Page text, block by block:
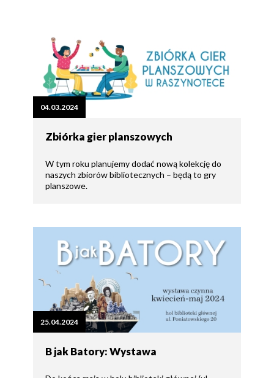
04.03.2024
Zbiórka gier planszowych
W tym roku planujemy dodać nową kolekcję do
naszych zbiorów bibliotecznych – będą to gry
planszowe.
25.04.2024
B jak Batory: Wystawa